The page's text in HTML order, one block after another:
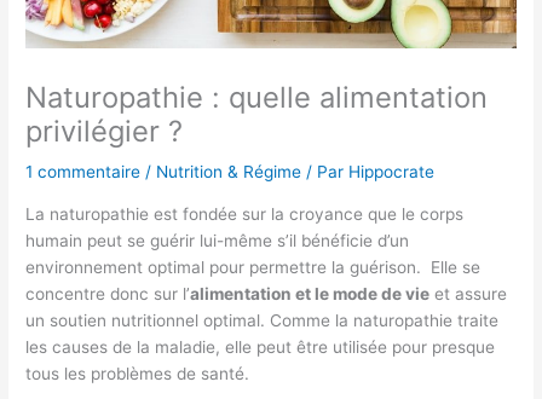
Naturopathie : quelle alimentation
privilégier ?
1 commentaire / Nutrition & Régime / Par Hippocrate
La naturopathie est fondée sur la croyance que le corps
humain peut se guérir lui-même s’il bénéficie d’un
environnement optimal pour permettre la guérison. Elle se
concentre donc sur l’alimentation et le mode de vie et assure
un soutien nutritionnel optimal. Comme la naturopathie traite
les causes de la maladie, elle peut être utilisée pour presque
tous les problèmes de santé.